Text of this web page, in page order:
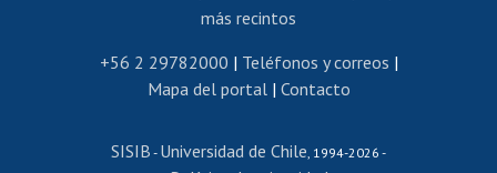
Extranjeras/os
Revalidación y reconocimiento de títulos
Postulación al Programa de Movilidad Estudiantil
Cursos de español
más recintos
+56 2 29782000 | Teléfonos y correos |
Mapa del portal| Contacto
SISIB - Universidad de Chile , 1994-2026 -